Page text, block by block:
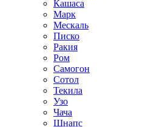
Кашаса
Марк
Мескаль
Писко
Ракия
Ром
Самогон
Сотол
Текила
Узо
Чача
Шнапс